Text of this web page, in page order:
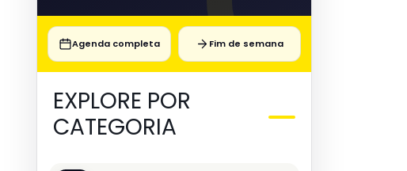
Agenda completa Fim de semana
EXPLORE POR
CATEGORIA